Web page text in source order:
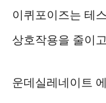
이퀴포이즈는 테
상호작용을 줄이
운데실레네이트